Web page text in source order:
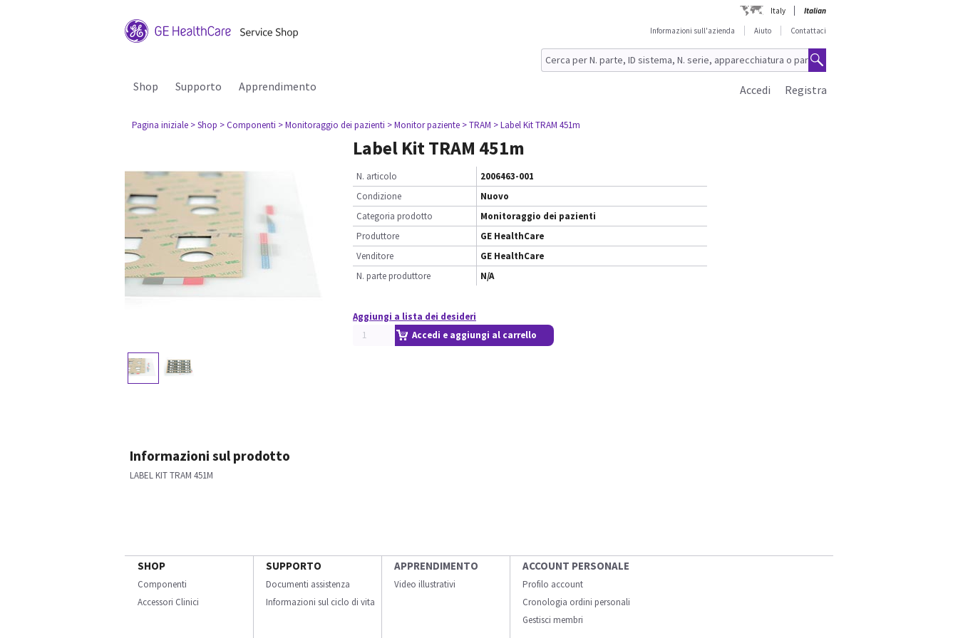
Italy
Italian
Informazioni sull'azienda
Aiuto Contattaci
Shop Supporto Apprendimento Registra
Accedi
Pagina iniziale > Shop > Componenti > Monitoraggio dei pazienti > Monitor paziente > TRAM > Label Kit TRAM 451m
Label Kit TRAM 451m
N. articolo
2006463-001
Condizione
Nuovo
Categoria prodotto
Monitoraggio dei pazienti
Produttore
GE HealthCare
Venditore
GE HealthCare
N. parte produttore
N/A
Aggiungi a lista dei desideri
Accedi e aggiungi al carrello
Informazioni sul prodotto
LABEL KIT TRAM 451M
SHOP
Componenti
Accessori Clinici
SUPPORTO
Documenti assistenza
Informazioni sul ciclo di vita
APPRENDIMENTO
Video illustrativi
ACCOUNT PERSONALE
Profilo account
Cronologia ordini personali
Gestisci membri